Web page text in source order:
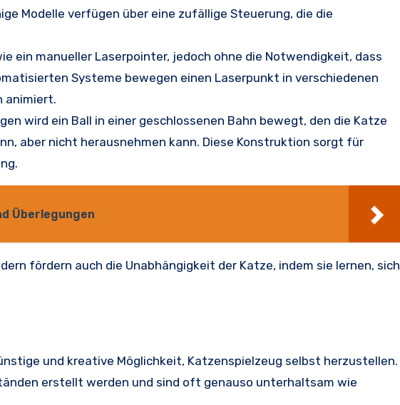
Modelle verfügen über eine zufällige Steuerung, die die
ein manueller Laserpointer, jedoch ohne die Notwendigkeit, dass
Systeme bewegen einen Laserpunkt in verschiedenen
animiert.
wird ein Ball in einer geschlossenen Bahn bewegt, den die Katze
aber nicht herausnehmen kann. Diese Konstruktion sorgt für
Überlegungen
fördern auch die Unabhängigkeit der Katze, indem sie lernen, sich
und kreative Möglichkeit, Katzenspielzeug selbst herzustellen.
erstellt werden und sind oft genauso unterhaltsam wie